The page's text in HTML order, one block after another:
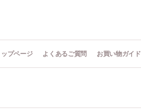
ップページ よくあるご質問 お買い物ガイド